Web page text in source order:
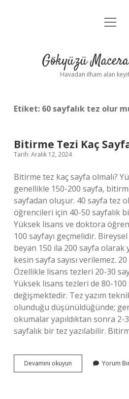
Anasayfa
Yasal
menüyü
Gökyüzü
Havadan ilham alan
Etiket: 60 sayfalık tez olur
Bitirme Tezi Kaç
Tarih: Aralık 12, 2024
Bitirme tez kaç sayfa olmalı?
genellikle 150-200 sayfa,
sayfadan oluşur. 40 sayfa tez
öğrencileri için 40-50 sayfalık
Yüksek lisans ve doktora
100 sayfayı geçmelidir.
beyan 150 ila 200 sayfa olarak
kesin sayfa sayısı verilemez.
Özellikle lisans tezleri 20-30
Yüksek lisans tezleri de 80-100
değişmektedir. Tez yazım
olunduğu düşünüldüğünde;
okumalar yapıldıktan sonra 2-
sayfalık bir tez yazılabilir.
Devamını okuyun
Tezi
Yorum